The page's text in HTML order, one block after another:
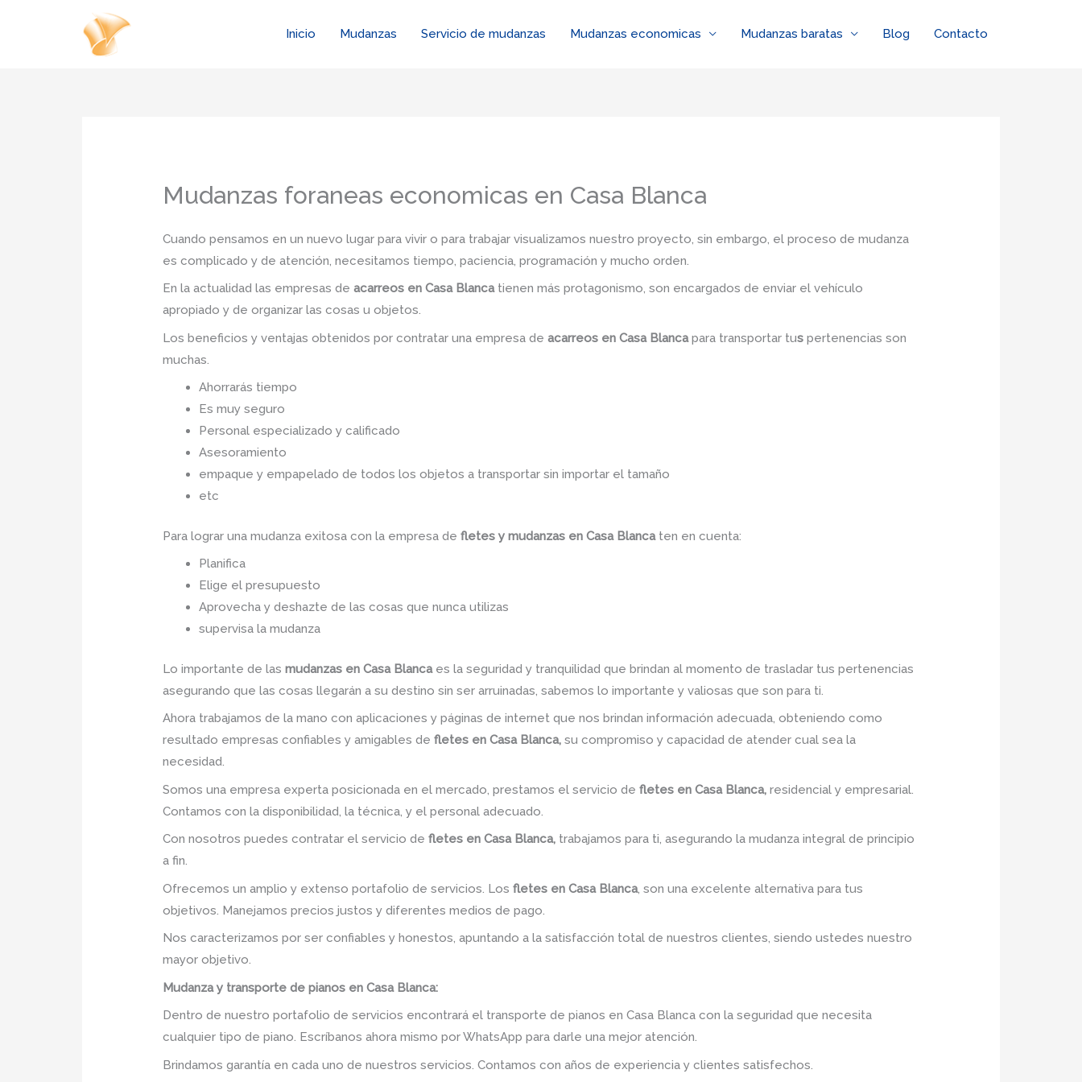
Inicio Mudanzas Servicio de mudanzas Mudanzas economicas Mudanzas baratas Blog Contacto
Mudanzas foraneas economicas en Casa Blanca
Cuando pensamos en un nuevo lugar para vivir o para trabajar visualizamos nuestro proyecto, sin embargo, el proceso de mudanza
es complicado y de atención, necesitamos tiempo, paciencia, programación y mucho orden.
En la actualidad las empresas deacarreos en Casa Blanca tienen más protagonismo, son encargados de enviar el vehículo
apropiado y de organizar las cosas u objetos.
Los beneficios y ventajas obtenidos por contratar una empresa deacarreos en Casa Blancapara transportar tuspertenencias son
muchas.
Ahorrarás tiempo
Es muy seguro
Personal especializado y calificado
Asesoramiento
empaque y empapelado de todos los objetos a transportar sin importar el tamaño
etc
Para lograr una mudanza exitosa con la empresa defletes y mudanzas en Casa Blanca ten en cuenta:
Planifica
Elige el presupuesto
Aprovecha y deshazte de las cosas que nunca utilizas
supervisa la mudanza
Lo importante de lasmudanzas en Casa Blanca es la seguridad y tranquilidad que brindan al momento de trasladar tus pertenencias
asegurando que las cosas llegarán a su destino sin ser arruinadas, sabemos lo importante y valiosas que son para ti.
Ahora trabajamos de la mano con aplicaciones y páginas de internet que nos brindan información adecuada, obteniendo como
resultado empresas confiables y amigables defletes en Casa Blanca,su compromiso y capacidad de atender cual sea la
necesidad.
Somos una empresa experta posicionada en el mercado, prestamos el servicio defletes en Casa Blanca, residencial y empresarial.
Contamos con la disponibilidad, la técnica, y el personal adecuado.
Con nosotros puedes contratar el servicio defletes en Casa Blanca, trabajamos para ti, asegurando la mudanza integral de principio
a fin.
Ofrecemos un amplio y extenso portafolio de servicios. Losfletes en Casa Blanca, son una excelente alternativa para tus
objetivos. Manejamos precios justos y diferentes medios de pago.
Nos caracterizamos por ser confiables y honestos, apuntando a la satisfacción total de nuestros clientes, siendo ustedes nuestro
mayor objetivo.
Mudanza y transporte de pianos en Casa Blanca:
Dentro de nuestro portafolio de servicios encontrará el transporte de pianos en Casa Blanca con la seguridad que necesita
cualquier tipo de piano. Escríbanos ahora mismo por WhatsApp para darle una mejor atención.
Brindamos garantía en cada uno de nuestros servicios. Contamos con años de experiencia y clientes satisfechos.